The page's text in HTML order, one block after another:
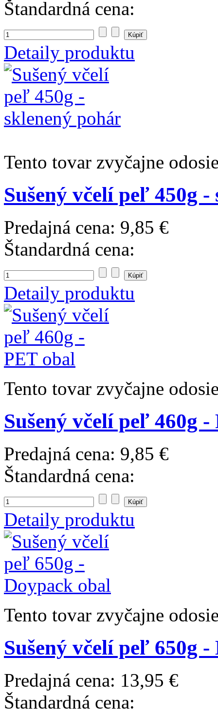
Štandardná cena:
Detaily produktu
Tento tovar zvyčajne
Sušený včelí peľ 450g
Predajná cena: 9,85 €
Štandardná cena:
Detaily produktu
Tento tovar zvyčajne
Sušený včelí peľ 460g
Predajná cena: 9,85 €
Štandardná cena:
Detaily produktu
Tento tovar zvyčajne
Sušený včelí peľ 650g
Predajná cena: 13,95 €
Štandardná cena: